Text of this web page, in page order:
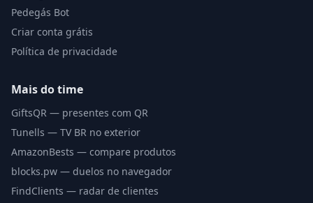
Pedegás Bot
Criar conta grátis
Política de privacidade
Mais do time
GiftsQR — presentes com QR
Tunells — TV BR no exterior
AmazonBests — compare produtos
blocks.pw — duelos no navegador
FindClients — radar de clientes